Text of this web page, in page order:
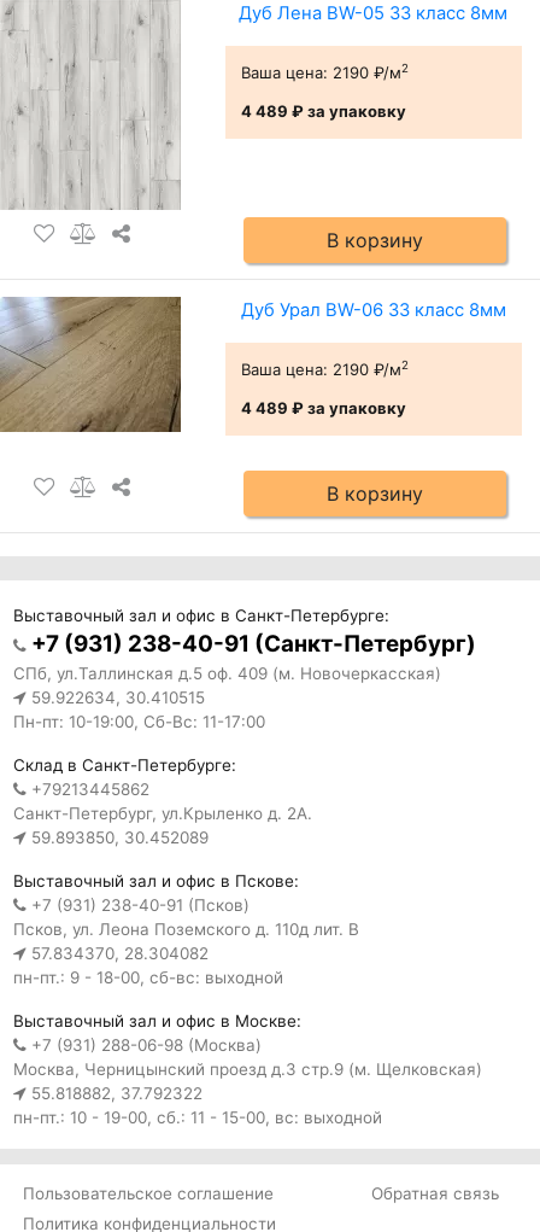
Дуб Лена BW-05 33 класс 8мм
Ваша цена: 2190 ₽/м2
4 489 ₽за упаковку
В корзину
Дуб Урал BW-06 33 класс 8мм
Ваша цена: 2190 ₽/м2
4 489 ₽за упаковку
В корзину
Выставочный зал и офис в Санкт-Петербурге:
+7 (931) 238-40-91 (Санкт-Петербург)
СПб, ул.Таллинская д.5 оф. 409 (м. Новочеркасская)
59.922634, 30.410515
Пн-пт: 10-19:00, Сб-Вс: 11-17:00
Склад в Санкт-Петербурге:
+79213445862
Санкт-Петербург, ул.Крыленко д. 2А.
59.893850, 30.452089
Выставочный зал и офис в Пскове:
+7 (931) 238-40-91 (Псков)
Псков, ул. Леона Поземского д. 110д лит. В
57.834370, 28.304082
пн-пт.: 9 - 18-00, сб-вс: выходной
Выставочный зал и офис в Москве:
+7 (931) 288-06-98 (Москва)
Москва, Черницынский проезд д.3 стр.9 (м. Щелковская)
55.818882, 37.792322
пн-пт.: 10 - 19-00, сб.: 11 - 15-00, вс: выходной
Пользовательское соглашение
Политика конфиденциальности
Обратная связь